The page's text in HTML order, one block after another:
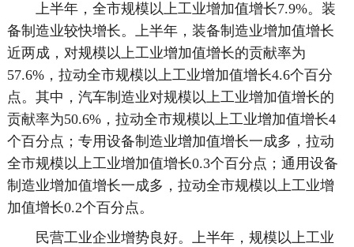
上半年，全市规模以上工业增加值增长7.9%。装
备制造业较快增长。上半年，装备制造业增加值增长
近两成，对规模以上工业增加值增长的贡献率为
57.6%，拉动全市规模以上工业增加值增长4.6个百分
点。其中，汽车制造业对规模以上工业增加值增长的
贡献率为50.6%，拉动全市规模以上工业增加值增长4
个百分点；专用设备制造业增加值增长一成多，拉动
全市规模以上工业增加值增长0.3个百分点；通用设备
制造业增加值增长一成多，拉动全市规模以上工业增
加值增长0.2个百分点。
民营工业企业增势良好。上半年，规模以上工业